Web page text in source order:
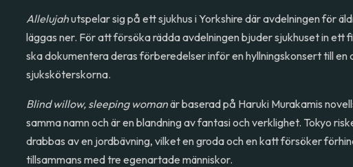
Allelujahutspelar sig på ett sjukhus i Yorkshire där avdelningen för
läggas ner. För att försöka rädda avdelningen bjuder sjukhuset in ett
ska dokumentera deras förberedelser inför en hyllningskonsert till en
sjuksköterskorna.
Blind willow, sleeping womanär baserad på Haruki Murakamis
samma namn och är en blandning av fantasi och verklighet. Tokyo
drabbas av en jordbävning, vilket en groda och en katt försöker
tillsammans med tre egenartade människor.